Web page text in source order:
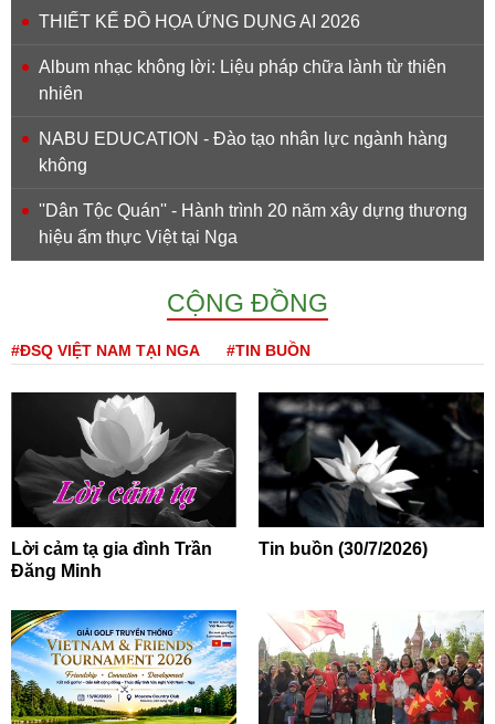
THIẾT KẾ ĐỒ HỌA ỨNG DỤNG AI 2026
Album nhạc không lời: Liệu pháp chữa lành từ thiên
nhiên
NABU EDUCATION - Đào tạo nhân lực ngành hàng
không
''Dân Tộc Quán'' - Hành trình 20 năm xây dựng thương
hiệu ẩm thực Việt tại Nga
CỘNG ĐỒNG
#ĐSQ VIỆT NAM TẠI NGA #TIN BUỒN
Lời cảm tạ gia đình Trần
Đăng Minh
Tin buồn (30/7/2026)